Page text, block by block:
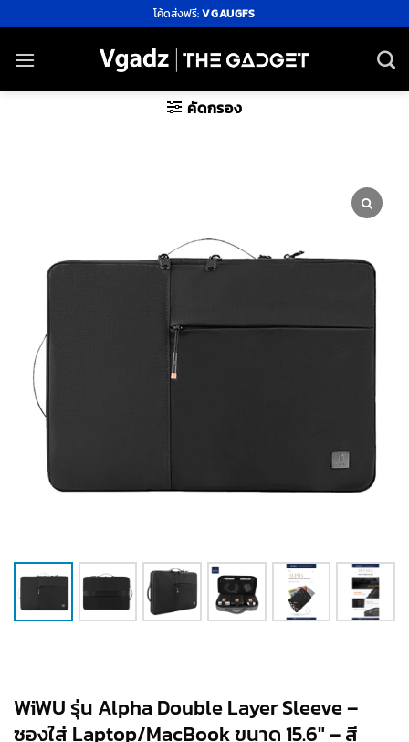
ไป
ยัง
โค้ดส่งฟรี:VGAUGFS
คัดกรอง
WiWU รุ่น Alpha Double Layer Sleeve –
ซองใส่ Laptop/MacBook ขนาด 15.6″ – สี